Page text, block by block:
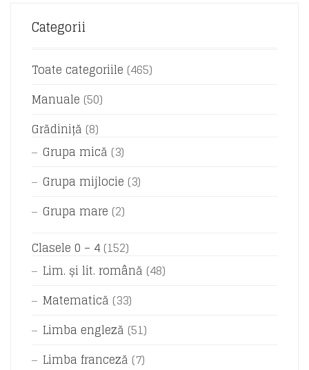
Categorii
Toate categoriile (465)
Manuale (50)
Grădiniță (8)
Grupa mică (3)
Grupa mijlocie (3)
Grupa mare (2)
Clasele 0 – 4 (152)
Lim. și lit. română (48)
Matematică (33)
Limba engleză (51)
Limba franceză (7)